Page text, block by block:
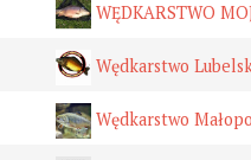
WĘDKARSTWO
Wędkarstwo
Wędkarstwo